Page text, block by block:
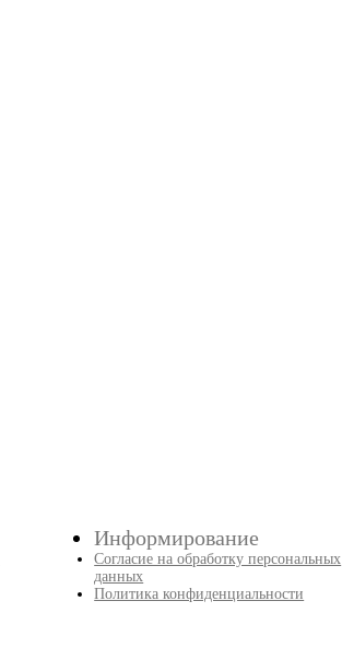
Информирование
Согласие на обработку персональных
данных
Политика конфиденциальности